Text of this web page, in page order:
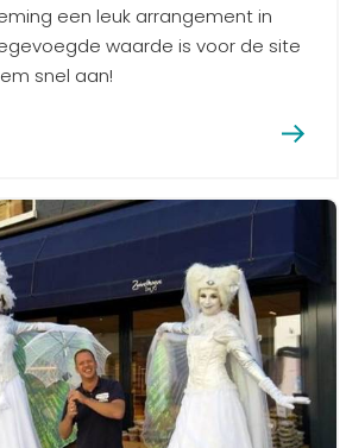
een leuk arrangement in
waarde is voor de site
snel aan!